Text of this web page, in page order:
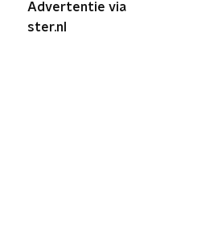
Advertentie via
ster.nl